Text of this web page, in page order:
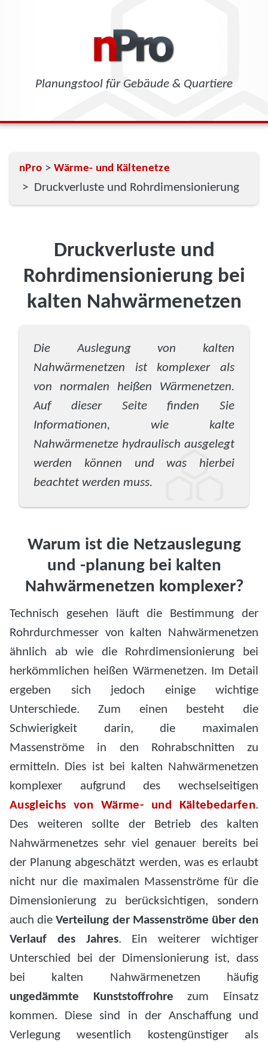
Planungstool für Gebäude & Quartiere
nPro >Wärme- und Kältenetze
> Druckverluste und Rohrdimensionierung
Druckverluste und
Rohrdimensionierung bei
kalten Nahwärmenetzen
Die Auslegung von kalten
Nahwärmenetzen ist komplexer als
von normalen heißen Wärmenetzen.
Auf dieser Seite finden Sie
Informationen, wie kalte
Nahwärmenetze hydraulisch ausgelegt
werden können und was hierbei
beachtet werden muss.
Warum ist die Netzauslegung
und -planung bei kalten
Nahwärmenetzen komplexer?
Technisch gesehen läuft die Bestimmung der
Rohrdurchmesser von kalten Nahwärmenetzen
ähnlich ab wie die Rohrdimensionierung bei
herkömmlichen heißen Wärmenetzen. Im Detail
ergeben sich jedoch einige wichtige
Unterschiede. Zum einen besteht die
Schwierigkeit darin, die maximalen
Massenströme in den Rohrabschnitten zu
ermitteln. Dies ist bei kalten Nahwärmenetzen
komplexer aufgrund des wechselseitigen
Ausgleichs von Wärme- und Kältebedarfen.
Des weiteren sollte der Betrieb des kalten
Nahwärmenetzes sehr viel genauer bereits bei
der Planung abgeschätzt werden, was es erlaubt
nicht nur die maximalen Massenströme für die
Dimensionierung zu berücksichtigen, sondern
auch dieVerteilung der Massenströme über den
Verlauf des Jahres. Ein weiterer wichtiger
Unterschied bei der Dimensionierung ist, dass
bei kalten Nahwärmenetzen häufig
ungedämmte Kunststoffrohre zum Einsatz
kommen. Diese sind in der Anschaffung und
Verlegung wesentlich kostengünstiger als